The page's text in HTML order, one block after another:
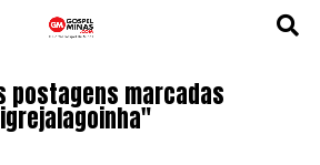
postagens marcadas